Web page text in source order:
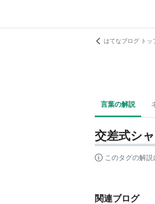
はてなブログ トッ
言葉の解説
交差式シ
このタグの解説
関連ブログ